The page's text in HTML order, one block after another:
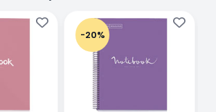
-20%